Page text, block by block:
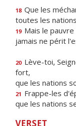
18 Que les
toutes les
19 Mais le
jamais ne périt
20 Lève-toi,
fort,
que les nations
21 Frappe-les
que les nations
VERSET